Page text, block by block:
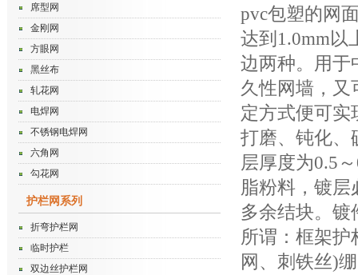
席型网
金刚网
方眼网
黑丝布
轧花网
电焊网
不锈钢电焊网
六角网
勾花网
护栏网系列
折弯护栏网
临时护栏
双边丝护栏网
pvc包塑的网
达到1.0mm以
边两种。用于
久性网墙，又
定方式便可
打磨、钝化、
层厚度为0.5
脂粉料，镀
多余结块。
所谓：框架护
网、刺铁丝)